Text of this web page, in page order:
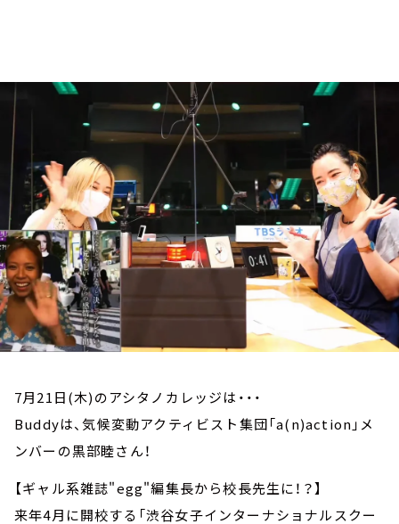
イベント・グッズ
YouTube
会社情報
7月21日(木)のアシタノカレッジは・・・
Buddyは、気候変動アクティビスト集団「a(n)action」メ
ンバーの黒部睦さん！
【ギャル系雑誌"egg"編集長から校長先生に！？】
来年4月に開校する「渋谷女子インターナショナルスクー